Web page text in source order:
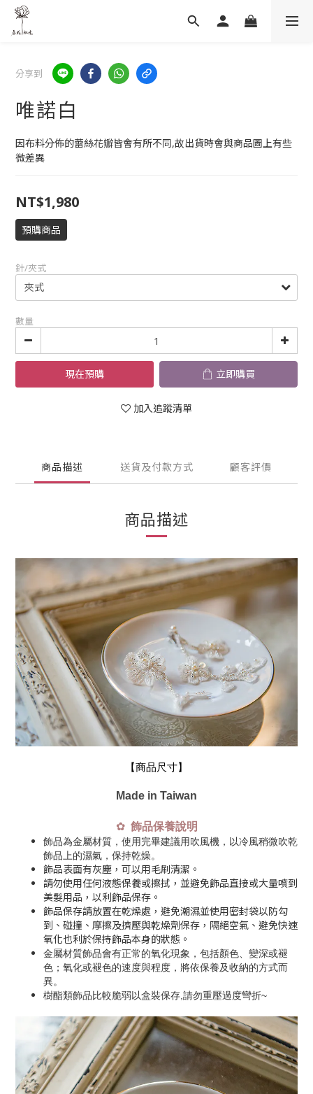
分享到
唯諾白
因布料分佈的蕾絲花瓣皆會有所不同,故出貨時會與商品圖上有些
微差異
NT$1,980
預購商品
針/夾式
數量
現在預購 立即購買
加入追蹤清單
商品描述 送貨及付款方式 顧客評價
商品描述
【商品尺寸】
Made in Taiwan
✿ 飾品保養說明
飾品為金屬材質，使用完畢建議用吹風機，以冷風稍微吹乾
飾品上的濕氣，保持乾燥。
飾品表面有灰塵，可以用毛刷清潔。
請勿使用任何液態保養或擦拭，並避免飾品直接或大量噴到
美髮用品，以利飾品保存。
飾品保存請放置在乾燥處，避免潮濕並使用密封袋以防勾
到、碰撞、摩擦及擠壓與乾燥劑保存，隔絕空氣、避免快速
氧化也利於保持飾品本身的狀態。
金屬材質飾品會有正常的氧化現象，包括顏色、變深或褪
色；氧化或褪色的速度與程度，將依保養及收納的方式而
異。
樹酯類飾品比較脆弱以盒裝保存,請勿重壓過度彎折~